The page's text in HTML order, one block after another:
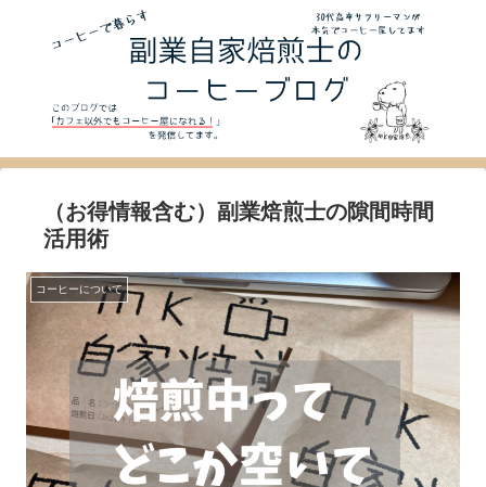
（お得情報含む）副業焙煎士の隙間時間
活用術
コーヒーについて